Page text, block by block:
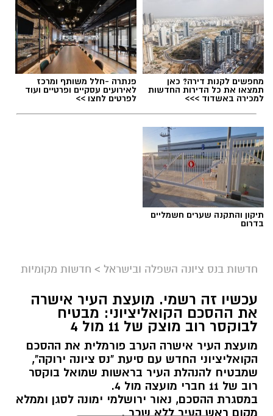
מחפשים לקנות דירה? כאן
תמצאו את כל הדירות החדשות
למכירה באשדוד >>>
פנתרה -חלל משותף ומרכז
לאירועים עסקיים ופרטיים ועוד
לפרטים לחצו >>
תיקון והתקנה שערים חשמליים
בדרום
חדשות בנס ציונה השפלה ובישראל > חדשות מקומיות
עכשיו זה רשמי. מועצת העיר אישרה
את ההסכם הקואליציוני: מבטיח
לבוקסר רוב מוצק של 11 מול 4
מועצת העיר אישרה הערב פורמלית את ההסכם
הקואליציוני החדש עם סיעת "נס ציונה ירוקה",
שמבטיח להנהלת העיר בראשות שמואל בוקסר
רוב של 11 חברי מועצה מול 4.
במסגרת ההסכם, נאור ירושלמי ימונה לסגן וממלא
מקום ראש העיר ללא שכר .